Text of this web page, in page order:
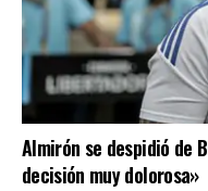
Almirón se despidió de
decisión muy dolorosa»